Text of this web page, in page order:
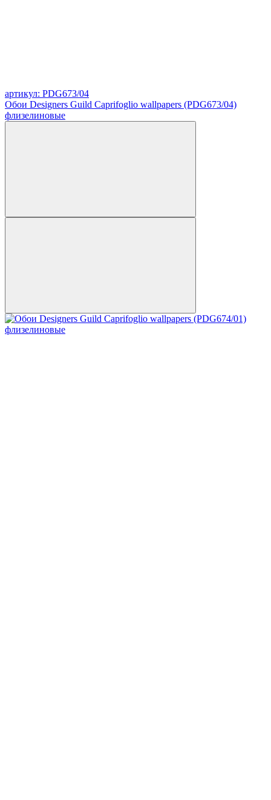
артикул: PDG673/04
Обои Designers Guild Caprifoglio wallpapers (PDG673/04)
флизелиновые